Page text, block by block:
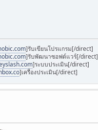
]รับเขียนโปรแกรม[/direct]
]รับพัฒนาซอฟต์แวร์[/direct]
]ระบบประเมิน[/direct]
]เครื่องประเมิน[/direct]